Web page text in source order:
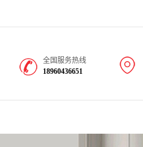
全国服务热线
18960436651